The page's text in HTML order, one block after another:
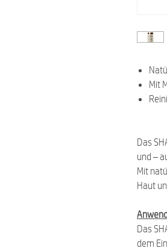
Mit
Das
und –
Mit
Haut
Das
dem